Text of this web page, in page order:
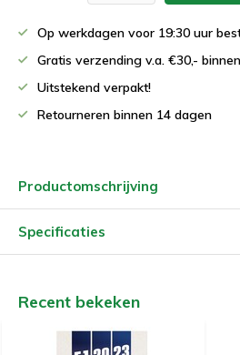
Op werkdagen voor 19:30 uur
Gratis verzending v.a. €30,-
Uitstekend verpakt!
Retourneren binnen 14 dagen
Productomschrijving
Specificaties
Recent bekeken